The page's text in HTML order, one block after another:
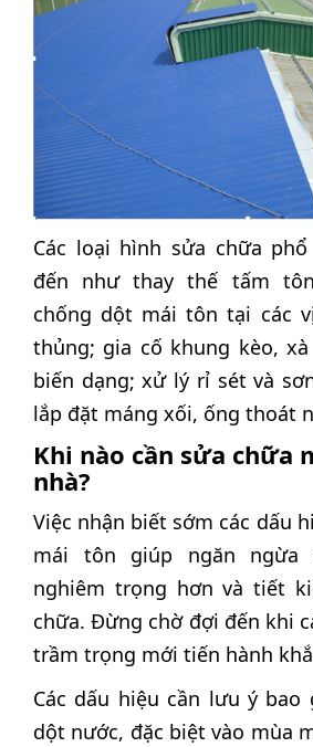
Các loại hình sửa chữa
đến như thay thế tấm
chống dột mái tôn tại các
thủng; gia cố khung kèo,
biến dạng; xử lý rỉ sét và
lắp đặt máng xối, ống thoát
Khi nào cần sửa chữa
nhà?
Việc nhận biết sớm các dấu
mái tôn giúp ngăn ngừa
nghiêm trọng hơn và tiết
chữa. Đừng chờ đợi đến khi
trầm trọng mới tiến hành
Các dấu hiệu cần lưu ý
dột nước, đặc biệt vào mùa